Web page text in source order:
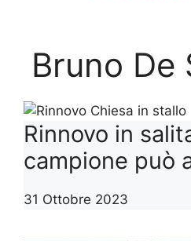
Bruno De
Rinnovo in
campione può
31 Ottobre 2023